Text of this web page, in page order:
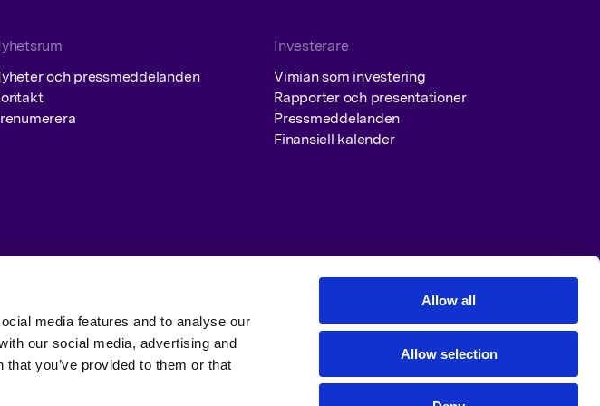
media features and to analyse our
our social media, advertising and
you’ve provided to them or that
Allow all
Allow selection
STYRELSENS KOMMITTÉER
KONCERNLEDNING
ERSÄTTNINGAR
RAPPORTER OCH PRESENTATIONER
FINANSIELLA MÅL
INFORMATION OM AKTIEN
och pressmeddelanden
Investerare
Vimian som investering
Rapporter och presentationer
Pressmeddelanden
Finansiell kalender
procedures